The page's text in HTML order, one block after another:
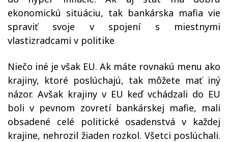
ekonomickú situáciu, tak bankárska mafia vie
spraviť svoje v spojení s miestnymi
vlastizradcami v politike
Niečo iné je však EU. Ak máte rovnakú menu ako
krajiny, ktoré poslúchajú, tak môžete mať iný
názor. Avšak krajiny v EU keď vchádzali do EU
boli v pevnom zovretí bankárskej mafie, mali
obsadené celé politické osadenstvá v každej
krajine, nehrozil žiaden rozkol. Všetci poslúchali.